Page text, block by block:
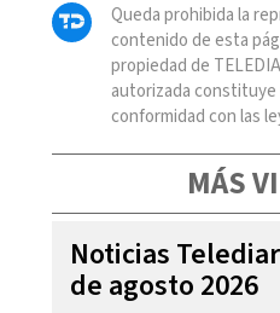
Queda prohibida la
contenido de esta
propiedad de
autorizada
conformidad con las
MÁS
Noticias
de agosto 2026